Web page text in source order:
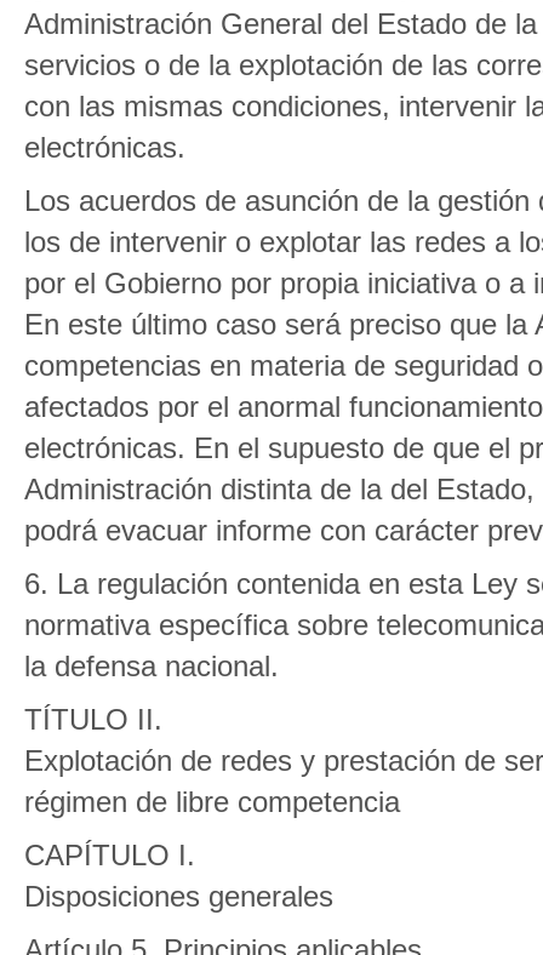
Administración General del Estado de
servicios o de la explotación de las
con las mismas condiciones, intervenir
electrónicas.
Los acuerdos de asunción de la
los de intervenir o explotar las redes a
por el Gobierno por propia iniciativa o
En este último caso será preciso que
competencias en materia de seguridad
afectados por el anormal
electrónicas. En el supuesto de que el
Administración distinta de la del
podrá evacuar informe con carácter
6. La regulación contenida en esta Ley
normativa específica sobre
la defensa nacional.
TÍTULO II.
Explotación de redes y prestación de
régimen de libre competencia
CAPÍTULO I.
Disposiciones generales